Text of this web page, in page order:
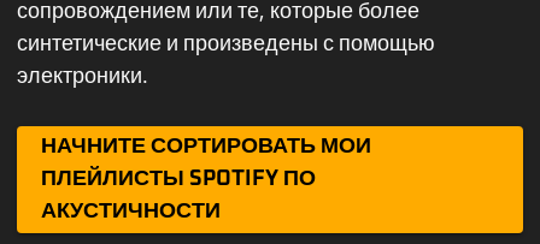
сопровождением или те, которые более
синтетические и произведены с помощью
электроники.
НАЧНИТЕ СОРТИРОВАТЬ МОИ
ПЛЕЙЛИСТЫ SPOTIFY ПО
АКУСТИЧНОСТИ